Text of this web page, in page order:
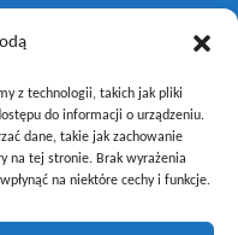
z technologii, takich jak pliki
do informacji o urządzeniu.
dane, takie jak zachowanie
na tej stronie. Brak wyrażenia
na niektóre cechy i funkcje.
–poprzez